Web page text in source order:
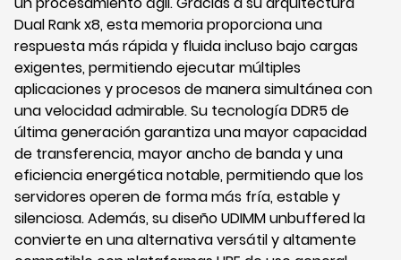
Dual Rank x8, esta memoria proporciona una
respuesta más rápida y fluida incluso bajo cargas
exigentes, permitiendo ejecutar múltiples
aplicaciones y procesos de manera simultánea con
una velocidad admirable. Su tecnología DDR5 de
última generación garantiza una mayor capacidad
de transferencia, mayor ancho de banda y una
eficiencia energética notable, permitiendo que los
servidores operen de forma más fría, estable y
silenciosa. Además, su diseño UDIMM unbuffered la
convierte en una alternativa versátil y altamente